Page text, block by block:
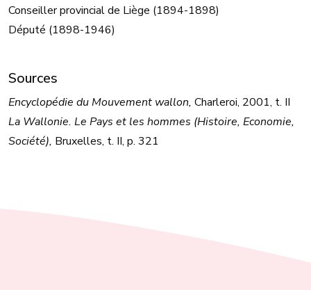
Conseiller provincial de Liège (1894-1898)
Député (1898-1946)
Sources
Encyclopédie du Mouvement wallon, Charleroi, 2001, t. II
La Wallonie. Le Pays et les hommes (Histoire, Economie,
Société), Bruxelles, t. II, p. 321